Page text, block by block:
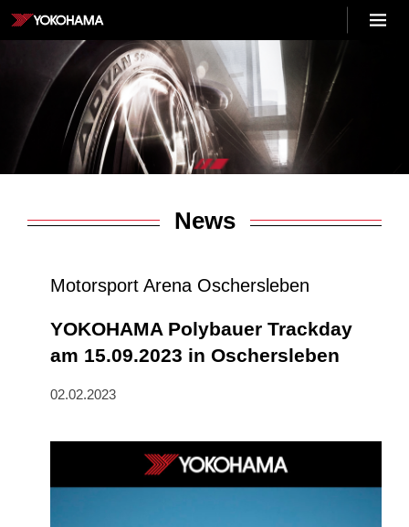
Skip
YOKOHAMA
Menu
News
Motorsport Arena Oschersleben
YOKOHAMA Polybauer Trackday
am 15.09.2023 in Oschersleben
02.02.2023